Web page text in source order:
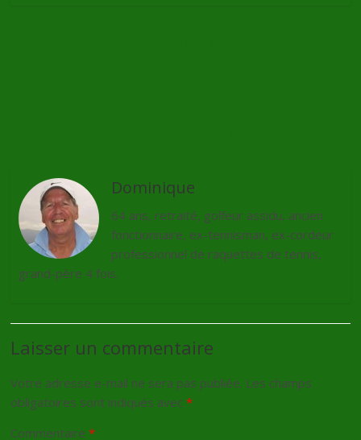
Dominique
64 ans, retraité, golfeur assidu, ancien
fonctionnaire, ex-tennisman, ex-cordeur
professionnel de raquettes de tennis,
grand-père 4 fois.
Laisser un commentaire
Votre adresse e-mail ne sera pas publiée. Les champs
obligatoires sont indiqués avec*
Commentaire*